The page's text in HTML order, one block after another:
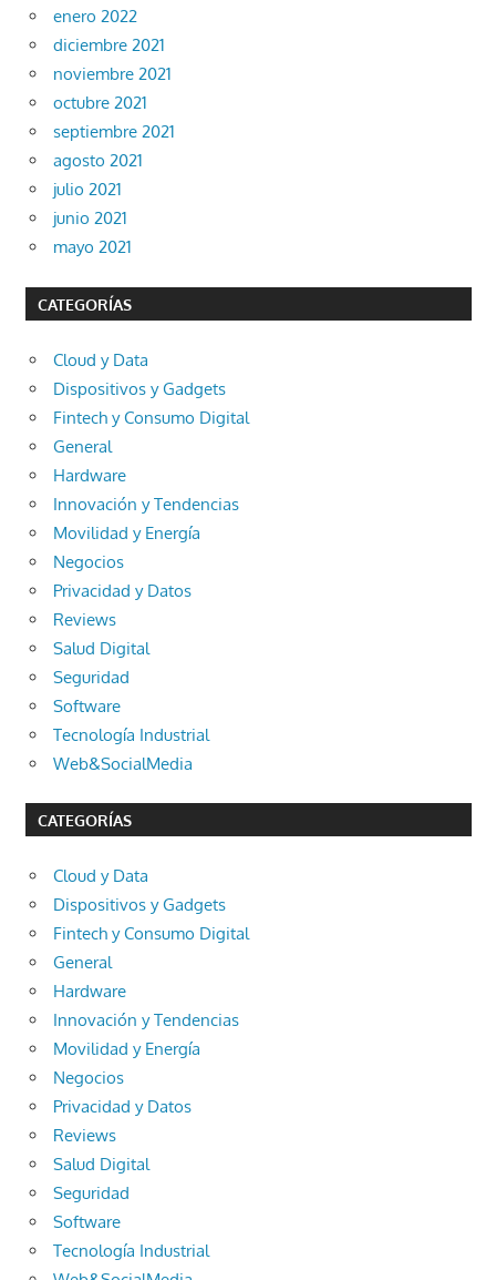
enero 2022
diciembre 2021
noviembre 2021
octubre 2021
septiembre 2021
agosto 2021
julio 2021
junio 2021
mayo 2021
CATEGORÍAS
Cloud y Data
Dispositivos y Gadgets
Fintech y Consumo Digital
General
Hardware
Innovación y Tendencias
Movilidad y Energía
Negocios
Privacidad y Datos
Reviews
Salud Digital
Seguridad
Software
Tecnología Industrial
Web&SocialMedia
CATEGORÍAS
Cloud y Data
Dispositivos y Gadgets
Fintech y Consumo Digital
General
Hardware
Innovación y Tendencias
Movilidad y Energía
Negocios
Privacidad y Datos
Reviews
Salud Digital
Seguridad
Software
Tecnología Industrial